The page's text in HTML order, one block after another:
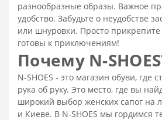
Зимние сапоги женские на низкой
Теплые сапоги на зиму женские
Классические зимние сапоги женские
Сапоги зимние женские - распродажа
Купить сапоги зимние женские
Сапоги зимние женские кожаные
Зимние сапоги женские
Модные
разнообразные образы. Важное
удобство. Забудьте о неудобстве
или шнуровки. Просто прикрепите
готовы к приключениям!
Почему N-
N-SHOES - это магазин обуви, где
рука об руку. Это место, где вы
широкий выбор женских сапог на
и Киеве. В N-SHOES мы гордимся